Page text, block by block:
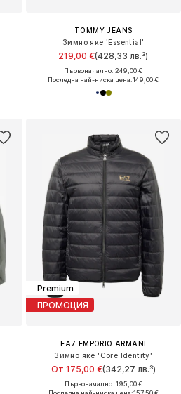
TOMMY JEANS
Зимно яке 'Essential'
219,00 €(428,33 лв.³)
Първоначално: 249,00 €
Последна най-ниска цена:149,00 €
Premium
ПРОМОЦИЯ
EA7 EMPORIO ARMANI
Зимно яке 'Core Identity'
От 175,00 €(342,27 лв.³)
Първоначално: 195,00 €